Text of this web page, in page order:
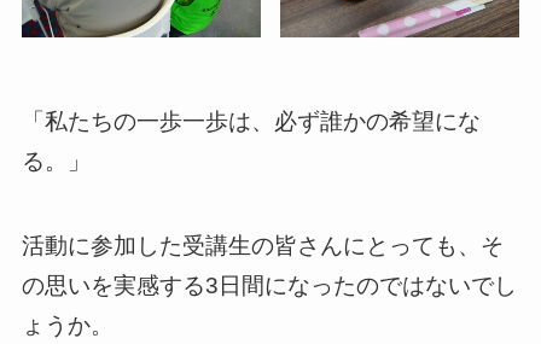
「私たちの一歩一歩は、必ず誰かの希望にな
る。」
活動に参加した受講生の皆さんにとっても、そ
の思いを実感する3日間になったのではないでし
ょうか。